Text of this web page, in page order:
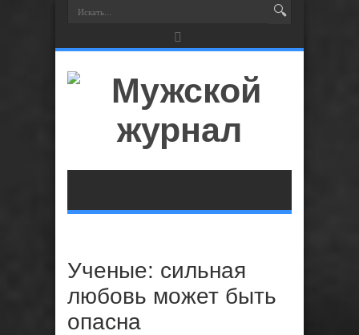
Ученые: сильная
любовь может быть
опасна